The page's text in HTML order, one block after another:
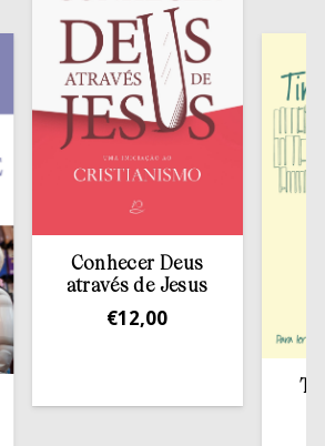
Conhecer Deus
através de Jesus
12,00